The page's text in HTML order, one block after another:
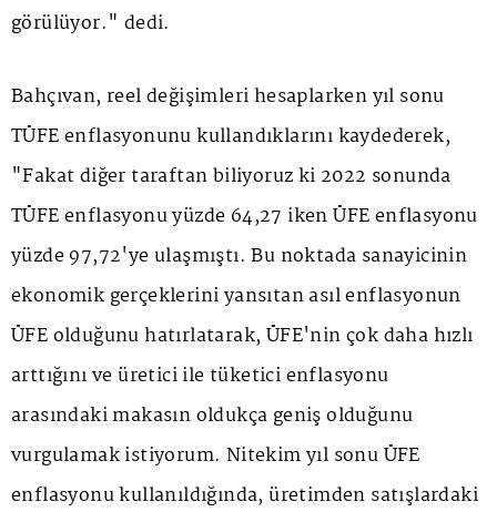
görülüyor." dedi.
Bahçıvan, reel değişimleri hesaplarken yıl sonu
TÜFE enflasyonunu kullandıklarını kaydederek,
"Fakat diğer taraftan biliyoruz ki 2022 sonunda
TÜFE enflasyonu yüzde 64,27 iken ÜFE enflasyonu
yüzde 97,72'ye ulaşmıştı. Bu noktada sanayicinin
ekonomik gerçeklerini yansıtan asıl enflasyonun
ÜFE olduğunu hatırlatarak, ÜFE'nin çok daha hızlı
arttığını ve üretici ile tüketici enflasyonu
arasındaki makasın oldukça geniş olduğunu
vurgulamak istiyorum. Nitekim yıl sonu ÜFE
enflasyonu kullanıldığında, üretimden satışlardaki